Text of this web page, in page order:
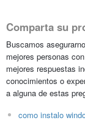
Comparta su
Buscamos
mejores personas
mejores respuestas
conocimientos o
a alguna de estas
como instalo